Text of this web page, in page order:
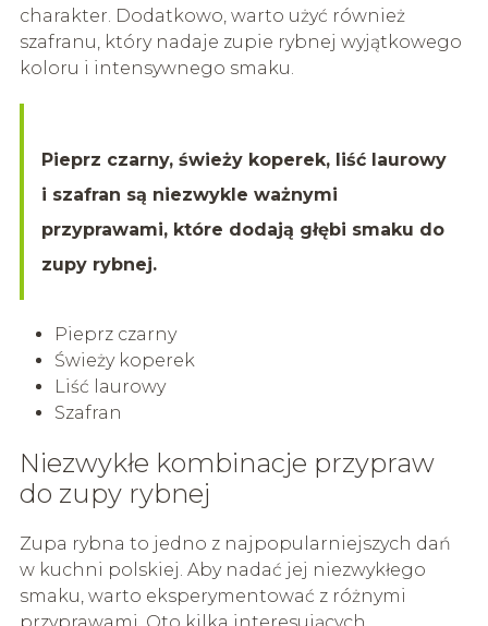
charakter. Dodatkowo, warto użyć również
szafranu, który nadaje zupie rybnej wyjątkowego
koloru i intensywnego smaku.
Pieprz czarny, świeży koperek, liść laurowy
i szafran są niezwykle ważnymi
przyprawami, które dodają głębi smaku do
zupy rybnej.
Pieprz czarny
Świeży koperek
Liść laurowy
Szafran
Niezwykłe kombinacje przypraw
do zupy rybnej
Zupa rybna to jedno z najpopularniejszych dań
w kuchni polskiej. Aby nadać jej niezwykłego
smaku, warto eksperymentować z różnymi